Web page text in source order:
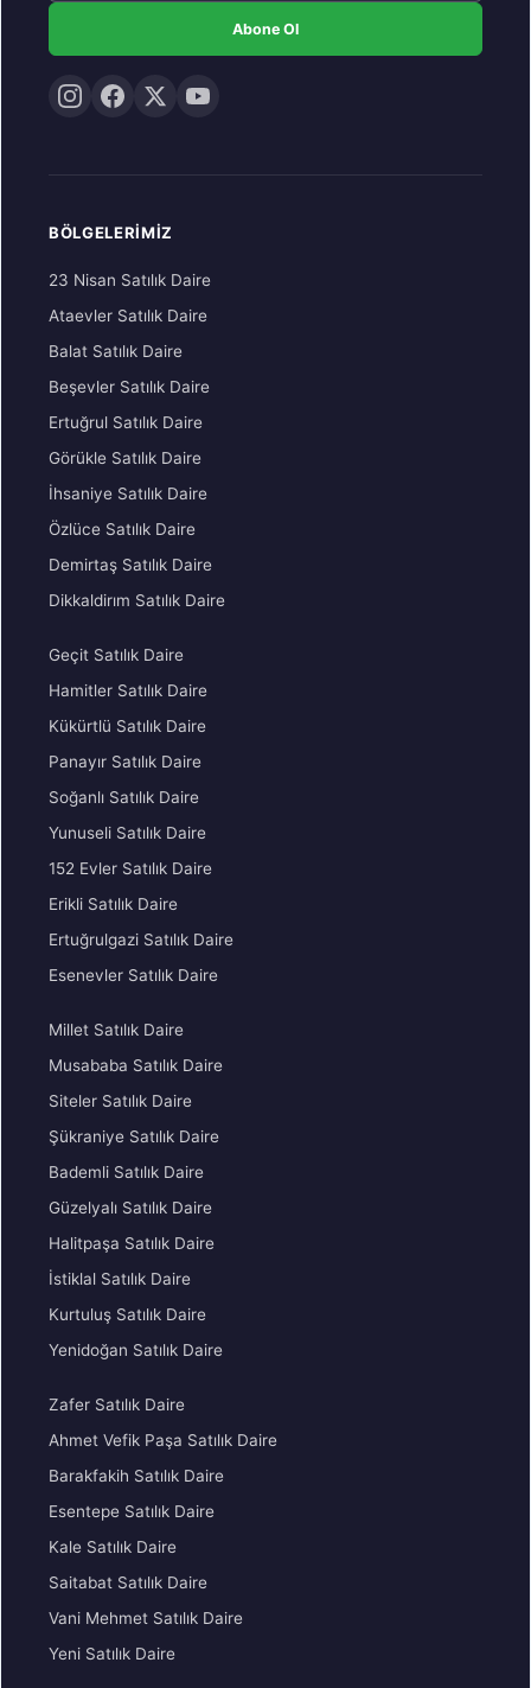
Abone Ol
BÖLGELERIMIZ
23 Nisan Satılık Daire
Ataevler Satılık Daire
Balat Satılık Daire
Beşevler Satılık Daire
Ertuğrul Satılık Daire
Görükle Satılık Daire
İhsaniye Satılık Daire
Özlüce Satılık Daire
Demirtaş Satılık Daire
Dikkaldirım Satılık Daire
Geçit Satılık Daire
Hamitler Satılık Daire
Kükürtlü Satılık Daire
Panayır Satılık Daire
Soğanlı Satılık Daire
Yunuseli Satılık Daire
152 Evler Satılık Daire
Erikli Satılık Daire
Ertuğrulgazi Satılık Daire
Esenevler Satılık Daire
Millet Satılık Daire
Musababa Satılık Daire
Siteler Satılık Daire
Şükraniye Satılık Daire
Bademli Satılık Daire
Güzelyalı Satılık Daire
Halitpaşa Satılık Daire
İstiklal Satılık Daire
Kurtuluş Satılık Daire
Yenidoğan Satılık Daire
Zafer Satılık Daire
Ahmet Vefik Paşa Satılık Daire
Barakfakih Satılık Daire
Esentepe Satılık Daire
Kale Satılık Daire
Saitabat Satılık Daire
Vani Mehmet Satılık Daire
Yeni Satılık Daire